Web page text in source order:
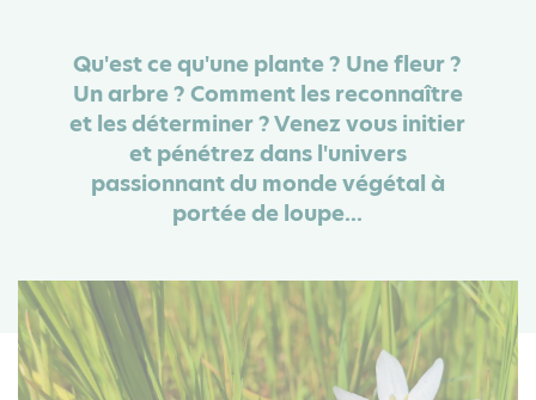
Qu'est ce qu'une plante ? Une fleur ?
Un arbre ? Comment les reconnaître
et les déterminer ? Venez vous initier
et pénétrez dans l'univers
passionnant du monde végétal à
portée de loupe...